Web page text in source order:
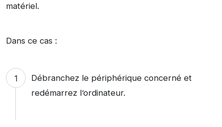
matériel.
Dans ce cas :
Débranchez le périphérique concerné et
redémarrez l’ordinateur.